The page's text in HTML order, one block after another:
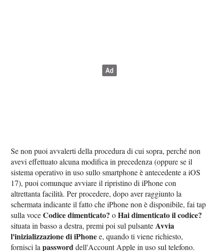
Se non puoi avvalerti della procedura di cui sopra, perché non
avevi effettuato alcuna modifica in precedenza (oppure se il
sistema operativo in uso sullo smartphone è antecedente a iOS
17), puoi comunque avviare il ripristino di iPhone con
altrettanta facilità. Per procedere, dopo aver raggiunto la
schermata indicante il fatto che iPhone non è disponibile, fai tap
sulla voceCodice dimenticato? oHai dimenticato il codice?
situata in basso a destra, premi poi sul pulsante Avvia
l'inizializzazione di iPhonee, quando ti viene richiesto,
fornisci lapassworddell'Account Apple in uso sul telefono.